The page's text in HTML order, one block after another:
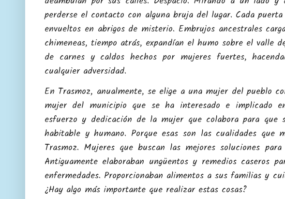
perderse el contacto con alguna bruja del lugar. Cada
envueltos en abrigos de misterio. Embrujos ancestrales
chimeneas, tiempo atrás, expandían el humo sobre el valle
de carnes y caldos hechos por mujeres fuertes,
cualquier adversidad.
En Trasmoz, anualmente, se elige a una mujer del pueblo
mujer del municipio que se ha interesado e implicado
esfuerzo y dedicación de la mujer que colabora para que
habitable y humano. Porque esas son las cualidades que
Trasmoz. Mujeres que buscan las mejores soluciones
Antiguamente elaboraban ungüentos y remedios caseros
enfermedades. Proporcionaban alimentos a sus familias y
¿Hay algo más importante que realizar estas cosas?